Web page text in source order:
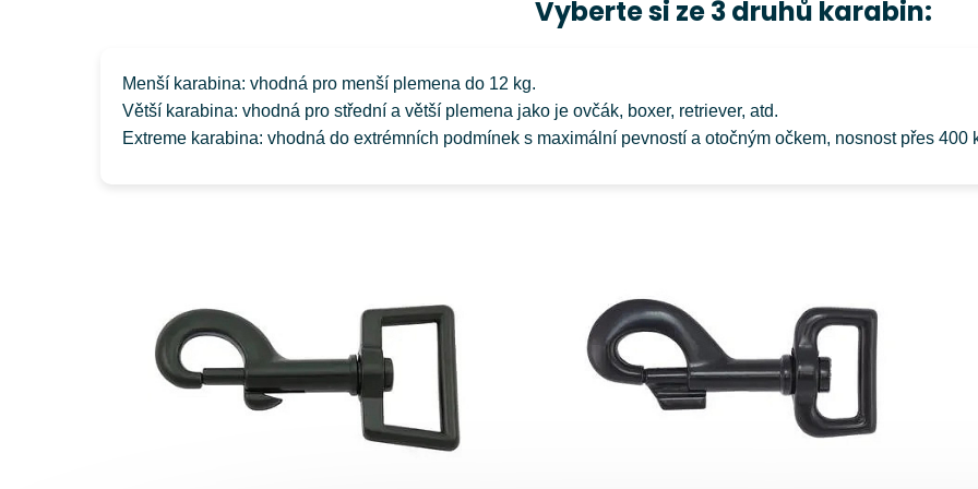
Vyberte si ze 3 druhů karabin:
Menší karabina: vhodná pro menší plemena do 12 kg.
Větší karabina: vhodná pro střední a větší plemena jako je ovčák, boxer, retriever, atd.
Extreme karabina: vhodná do extrémních podmínek s maximální pevností a otočným očkem, nosnost přes 400